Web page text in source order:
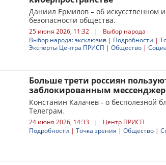
Даниил Ермилов – об искусственном
безопасности общества.
25 июня 2026, 11:32 |
Выбор народа
Выбор народа: эксклюзив | Подробности |
Эксперты Центра ПРИСП | Общество |
Больше трети россиян
заблокированным
Констанин Калачев - о бесполезной
Телеграм.
24 июня 2026, 14:33 |
Центр ПРИСП
Подробности | Точка зрения | Общество |